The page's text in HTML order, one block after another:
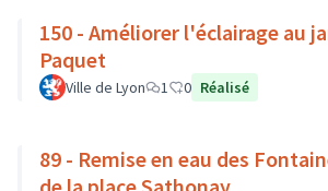
150 - Améliorer l'éclairage au
Paquet
Ville de Lyon 1 0 Réalisé
89 - Remise en eau des